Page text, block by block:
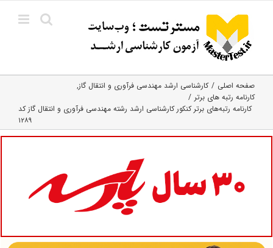
content
صفحه اصلی
کارشناسی ارشد مهندسی فرآوری و انتقال گاز
کارنامه رتبه های برتر
کارنامه رتبه‌های برتر کنکور کارشناسی ارشد رشته مهندسی فرآوری و انتقال گاز کد
۱۲۸۹